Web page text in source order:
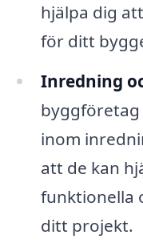
hjälpa dig
för ditt
Inredning
inom
att de kan
funktionella
ditt projekt.